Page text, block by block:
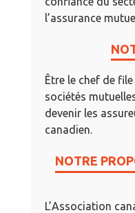
l’assurance
Être le chef de
sociétés
devenir les
canadien.
NOTRE
L’Association